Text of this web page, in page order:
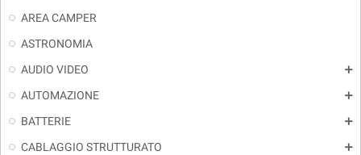
AREA CAMPER
ASTRONOMIA
AUDIO VIDEO
add
AUTOMAZIONE add
BATTERIE add
CABLAGGIO STRUTTURATO add